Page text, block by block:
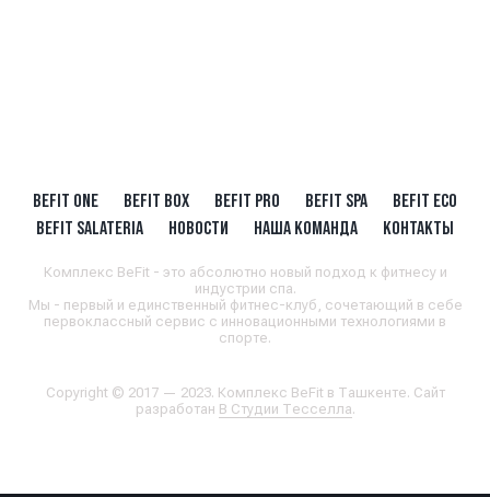
BEFIT ONE BEFIT BOX BEFIT PRO BEFIT SPA
BEFIT ECO
BEFIT SALATERIA
НОВОСТИ НАША КОМАНДА КОНТАКТЫ
Комплекс BeFit - это абсолютно новый подход к фитнесу и
индустрии спа.
Мы - первый и единственный фитнес-клуб, сочетающий в себе
первоклассный сервис с инновационными технологиями в
спорте.
Copyright © 2017 — 2023. Комплекс BeFit в Ташкенте. Сайт
разработан В Студии Тесселла.